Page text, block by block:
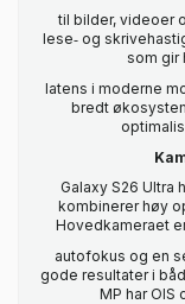
til bilder, videoer
lese‑ og
som gir
latens i moderne
bredt
Galaxy S26 Ultra
kombinerer høy
Hovedkameraet
autofokus og en
gode resultater i
MP har